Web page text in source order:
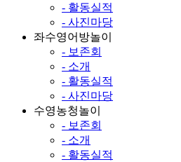
- 활동실적
- 사진마당
좌수영어방놀이
- 보존회
- 소개
- 활동실적
- 사진마당
수영농청놀이
- 보존회
- 소개
- 활동실적